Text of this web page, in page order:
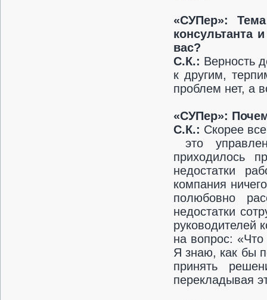
«СУПер»:
консультанта
вас?
С.К.: Верность
к другим,
проблем нет, а
«СУПер»:
С.К.: Скорее
это
приходилось
недостатки
компания
полюбовно
недостатки
руководителей
на вопрос:
Я знаю, как бы
принять
перекладывая